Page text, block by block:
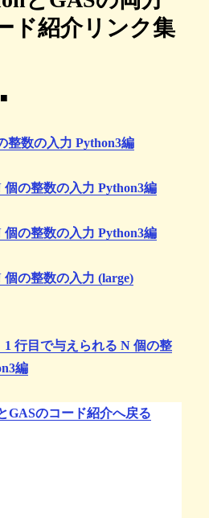
ド紹介リンク集
整数の入力 Python3編
の整数の入力 Python3編
個の整数の入力 Python3編
の整数の入力 (large)
1 行目で与えられる N 個の整
編
GASのコード紹介へ戻る